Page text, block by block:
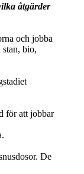
åtgärder
och jobba
stan, bio,
för att jobbar
De